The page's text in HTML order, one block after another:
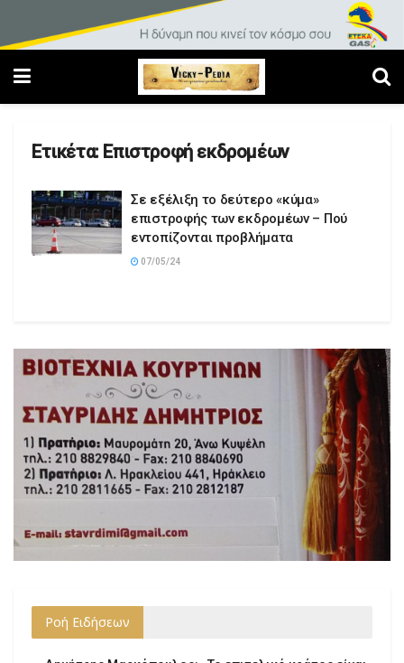
Ετικέτα: Επιστροφή εκδρομέων
Σε εξέλιξη το δεύτερο «κύμα»
επιστροφής των εκδρομέων – Πού
εντοπίζονται προβλήματα
07/05/24
Ροή Ειδήσεων